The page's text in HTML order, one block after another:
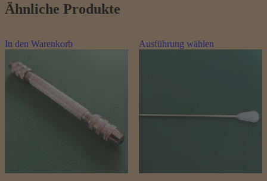
Ähnliche Produkte
In den Warenkorb Ausführung wählenProdukt
können
werden